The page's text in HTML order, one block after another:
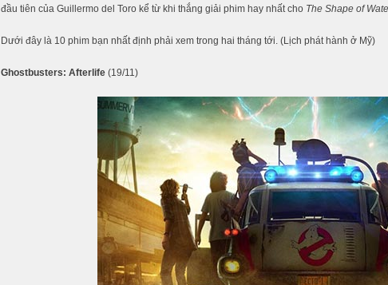
đầu tiên của Guillermo del Toro kể từ khi thắng giải phim hay nhất cho The Shape of
Dưới đây là 10 phim bạn nhất định phải xem trong hai tháng tới. (Lịch phát hành ở Mỹ)
Ghostbusters: Afterlife (19/11)